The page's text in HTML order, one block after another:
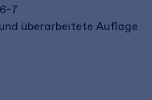
7
überarbeitete Auflage